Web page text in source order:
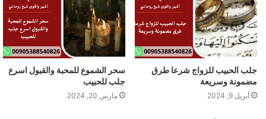
جلب الحبيب للزواج شرعا طرق
مضمونة وسريعة
أبريل 9, 2024
سحر الشموع للمحبة والقبول اسرع
جلب للحبيب
مارس 20, 2024